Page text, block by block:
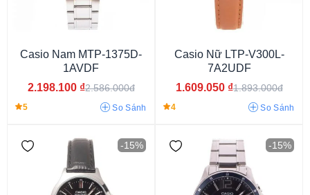
Từ 80 - 120 Triệu
Mỹ Nhật Thụy Điển
Casio Nam MTP-1375D-
1AVDF
2.198.100 ₫2.586.000đ
5 So Sánh
Casio Nữ LTP-V300L-
7A2UDF
1.609.050 ₫1.893.000đ
4 So Sánh
-15% -15%